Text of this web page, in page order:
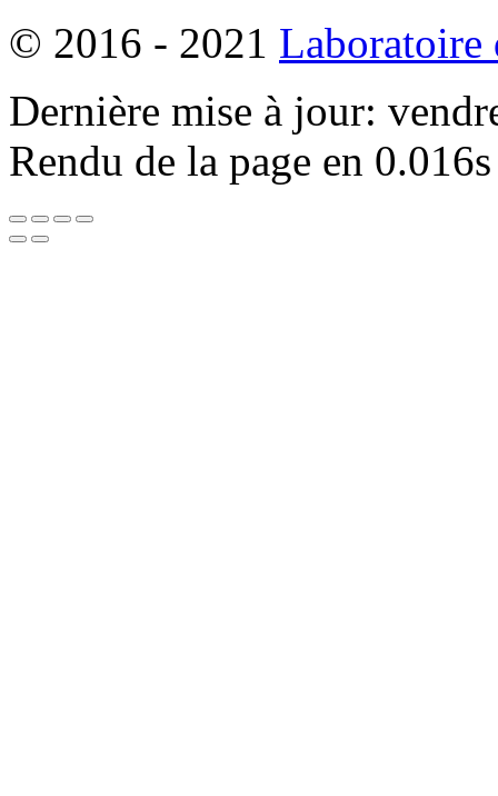
© 2016 - 2021 Laboratoire
Dernière mise à jour:
Rendu de la page en 0.016s